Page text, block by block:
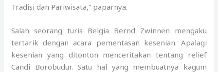
Tradisi dan Pariwisata,” paparnya.
Salah seorang turis Belgia Bernd Zwinnen mengaku
tertarik dengan acara pementasan kesenian. Apalagi
kesenian yang ditonton menceritakan tentang relief
Candi Borobudur. Satu hal yang membuatnya kagum